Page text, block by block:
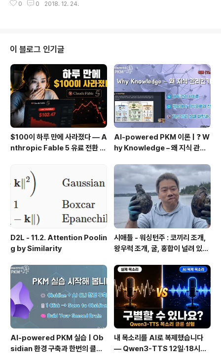
he following components: AWS DeepRacer는 다
평가하기 위한 AWS Machine Learning service AW
S DeepRacer scale model vehicles that can driv
e themselves by running ..
0 0 2018. 12. 24.
이 블로그 인기글
$100이 하루 만에 사라졌다 — A
nthropic Fable 5 유료 전환 사
AI-powered PKM 이론 | ❓ W
hy Knowledge – 왜 지식 관리
보에서 지식으로의 전환, 🛠️ 지식
관리 실패 패턴과 극복
D2L - 11.2. Attention Poolin
g by Similarity
시애틀 - 워싱턴주 : 코끼리 조개,
왕우럭 조개, 굴, 홍합이 널려 있는
AI-powered PKM 실습 | Ob
sidian 환경 구축과 한번의 클릭
내 목소리를 AI로 복제했습니다
— Qwen3-TTS 12일·18시간